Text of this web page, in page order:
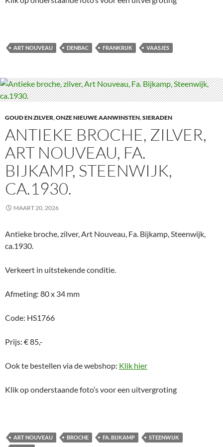
ART NOUVEAU DENBAC FRANKRIJK VAASJES
GOUD EN ZILVER,ONZE NIEUWE AANWINSTEN,SIERADEN
ANTIEKE BROCHE, ZILVER,
ART NOUVEAU, FA.
BIJKAMP, STEENWIJK,
CA.1930.
MAART 20, 2026
Antieke broche, zilver, Art Nouveau, Fa. Bijkamp, Steenwijk,
ca.1930.
Verkeert in uitstekende conditie.
Afmeting: 80 x 34 mm
Code: HS1766
Prijs: € 85,-
Ook te bestellen via de webshop: Klik hier
Klik op onderstaande foto’s voor een uitvergroting
ART NOUVEAU BROCHE FA. BIJKAMP
STEENWIJK